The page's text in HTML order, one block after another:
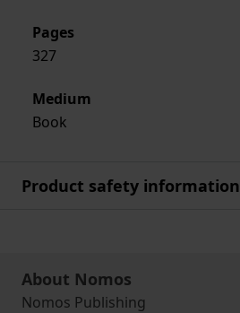
Pages
327
Medium
Book
Product safety information
About Nomos
Nomos Publishing